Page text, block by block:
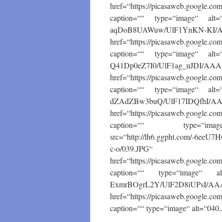
href=“https://
caption=““ type=“image“
aqDoB8UAWuw/UlF1YnKN-KI/
href=“https://
caption=““ type=“image“
Q41Dp0eZ7I0/UlF1ag_uJDI/
href=“https://
caption=““ type=“image“
dZAdZBw3buQ/UlF17IDQfhI/
href=“https://
caption=““
src=“http://lh6.ggpht.com/-
c-o/039.JPG“
href=“https://
caption=““ type=“image“
ExmrBOgrL2Y/UlF2D8iUPsI/
href=“https://
caption=““ type=“image“